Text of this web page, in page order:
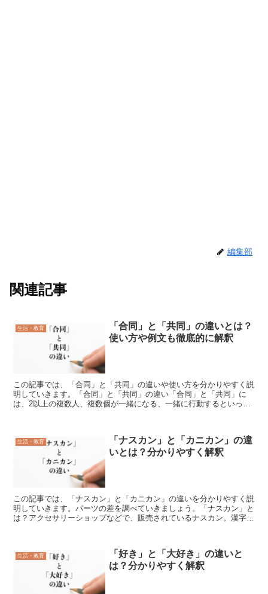
編集部
関連記事
生活・教育
「合同」と「共同」の違いとは？
使い方や例文も徹底的に解釈
この記事では、「合同」と「共同」の違いや使い方を分かりやすく説
明していきます。「合同」と「共同」の違い「合同」と「共同」に
は、2以上の複数人、複数個が一緒になる、一緒に行動するといった
生活・教育
「ナスカン」と「カニカン」の違
いとは？分かりやすく解釈
この記事では、「ナスカン」と「カニカン」の違いを分かりやすく説
明していきます。パーツの差を調べていきましょう。「ナスカン」と
は？アクセサリーショップなどで、販売されているナスカン。漢字で
生活・教育
「好き」と「大好き」の違いと
は？分かりやすく解釈